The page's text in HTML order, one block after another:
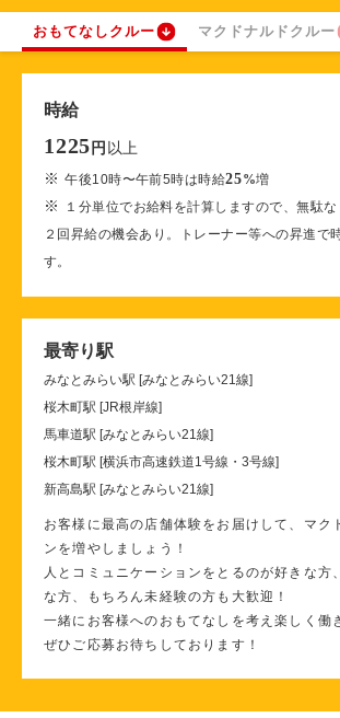
おもてなしクルー マクドナルドクルー
時給
1225 円 以上
※午後10時〜午前5時は時給25%増
※
１分単位でお給料を計算しますので、無駄
２回昇給の機会あり。トレーナー等への昇進で
す。
最寄り駅
みなとみらい駅 [みなとみらい21線]
桜木町駅 [JR根岸線]
馬車道駅 [みなとみらい21線]
桜木町駅 [横浜市高速鉄道1号線・3号線]
新高島駅 [みなとみらい21線]
お客様に最高の店舗体験をお届けして、マク
ンを増やしましょう！
人とコミュニケーションをとるのが好きな方
な方、もちろん未経験の方も大歓迎！
一緒にお客様へのおもてなしを考え楽しく働
ぜひご応募お待ちしております！